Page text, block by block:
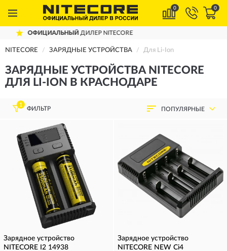
0 0
ДОСТАВИМ
NITECORE ЗАРЯДНЫЕ УСТРОЙСТВА Для Li-Ion
ЗАРЯДНЫЕ УСТРОЙСТВА NITECORE
ДЛЯ LI-ION В КРАСНОДАРЕ
1
ФИЛЬТР ПОПУЛЯРНЫЕ
Зарядное устройство
NITECORE I2 14938
Зарядное устройство
NITECORE NEW Ci4